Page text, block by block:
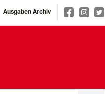
Ausgaben Archiv